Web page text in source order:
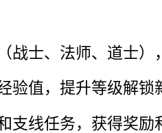
战士、法师、道士）
验值，提升等级解锁
支线任务，获得奖励